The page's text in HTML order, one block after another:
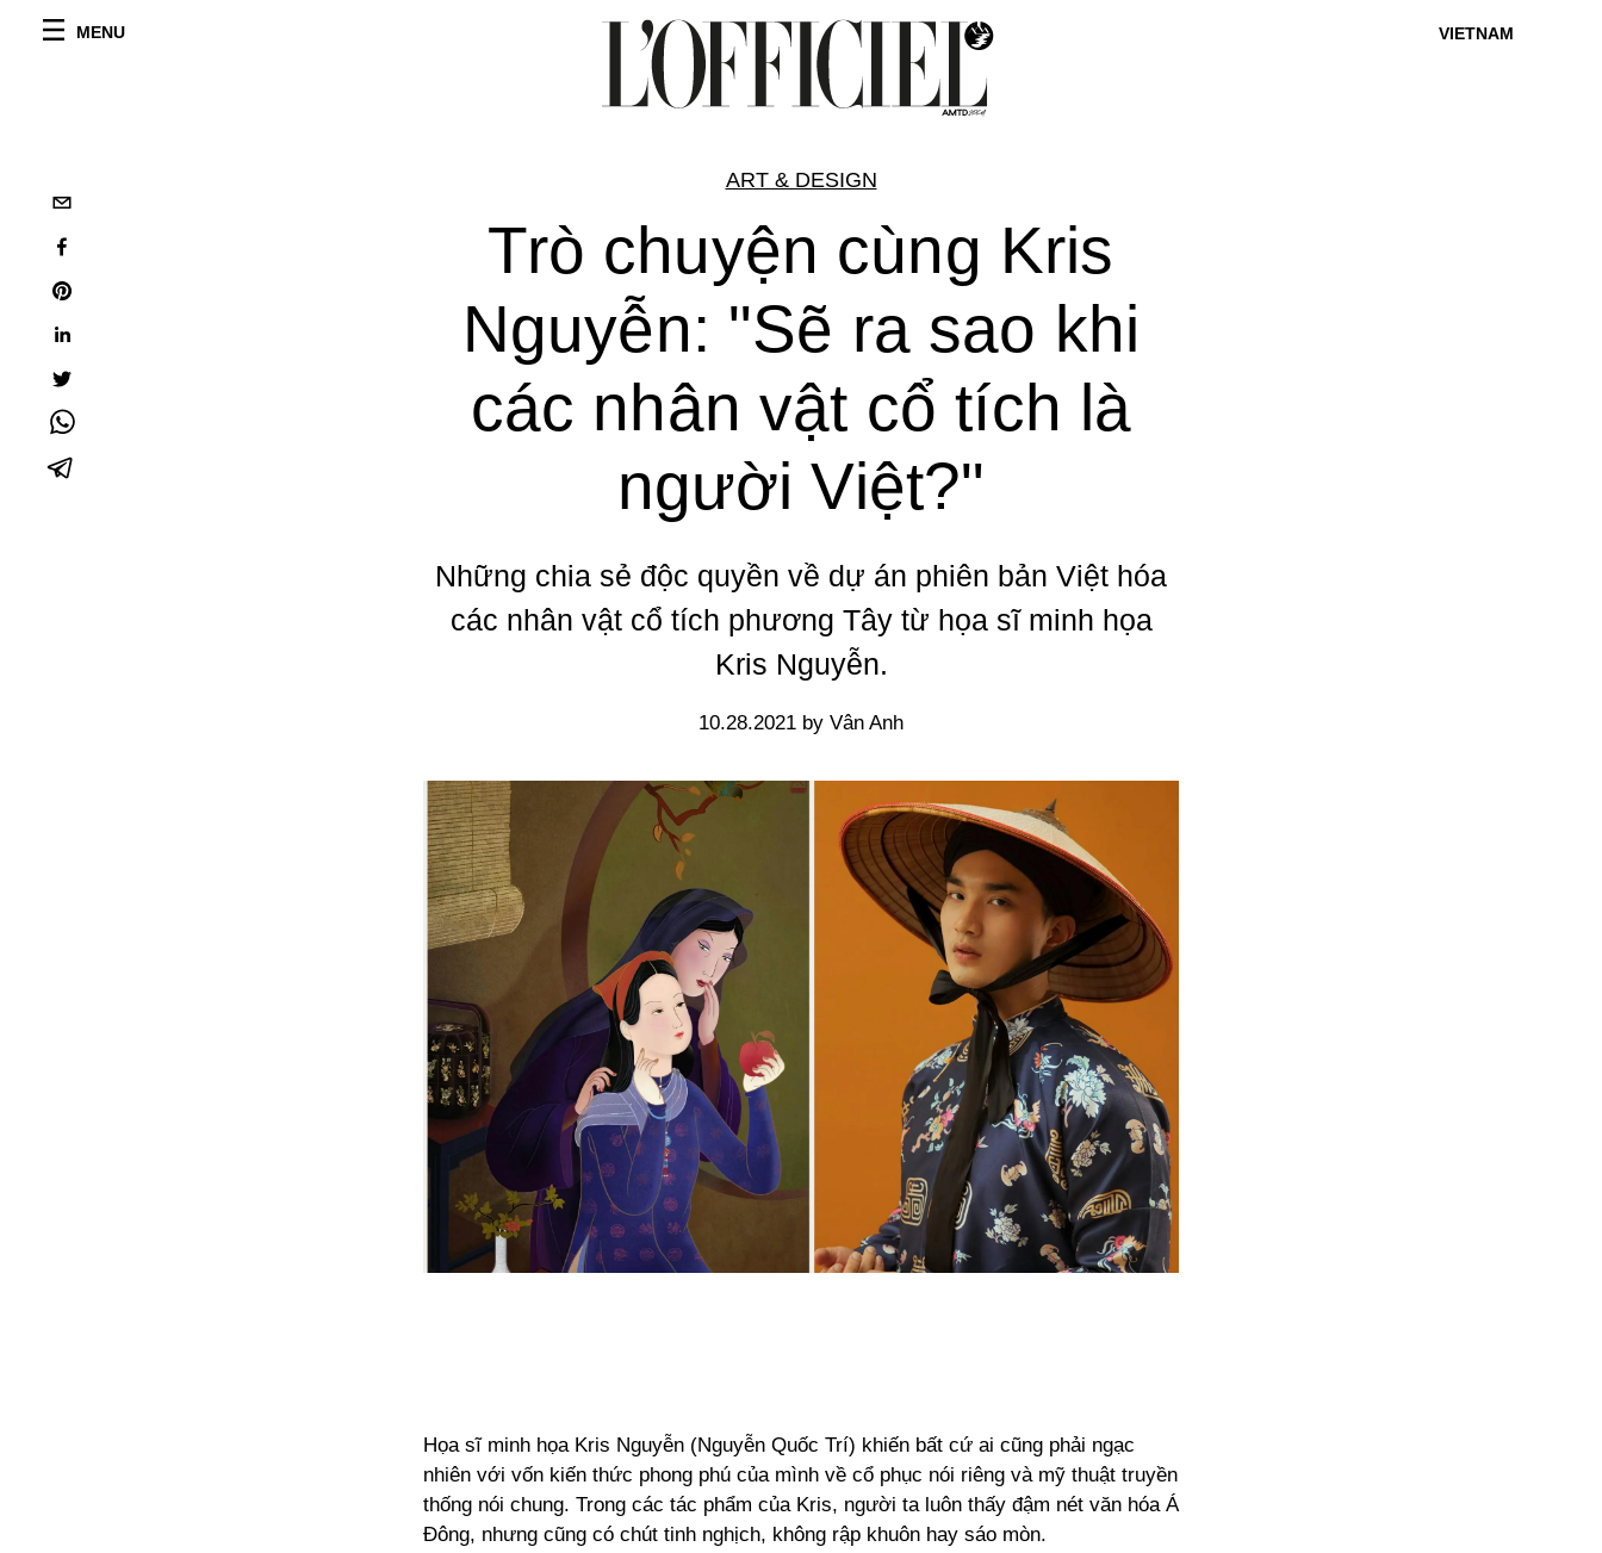
MENU VIETNAM
ART & DESIGN
Trò chuyện cùng Kris
Nguyễn: "Sẽ ra sao khi
các nhân vật cổ tích là
người Việt?"
Những chia sẻ độc quyền về dự án phiên bản Việt hóa
các nhân vật cổ tích phương Tây từ họa sĩ minh họa
Kris Nguyễn.
10.28.2021 by Vân Anh
Họa sĩ minh họa Kris Nguyễn (Nguyễn Quốc Trí) khiến bất cứ ai cũng phải ngạc
nhiên với vốn kiến thức phong phú của mình về cổ phục nói riêng và mỹ thuật truyền
thống nói chung. Trong các tác phẩm của Kris, người ta luôn thấy đậm nét văn hóa Á
Đông, nhưng cũng có chút tinh nghịch, không rập khuôn hay sáo mòn.